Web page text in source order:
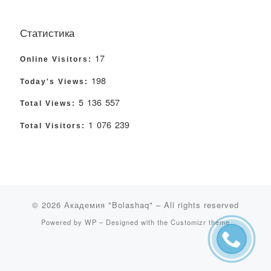
Статистика
Online Visitors: 17
Today's Views: 198
Total Views: 5 136 557
Total Visitors: 1 076 239
© 2026 Академия "Bolashaq" – All rights reserved
Powered by WP – Designed with the Customizr theme